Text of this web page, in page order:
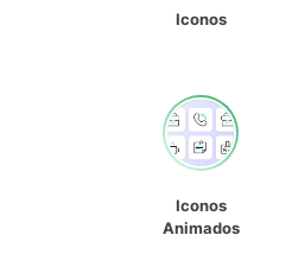
Iconos
Iconos
Animados